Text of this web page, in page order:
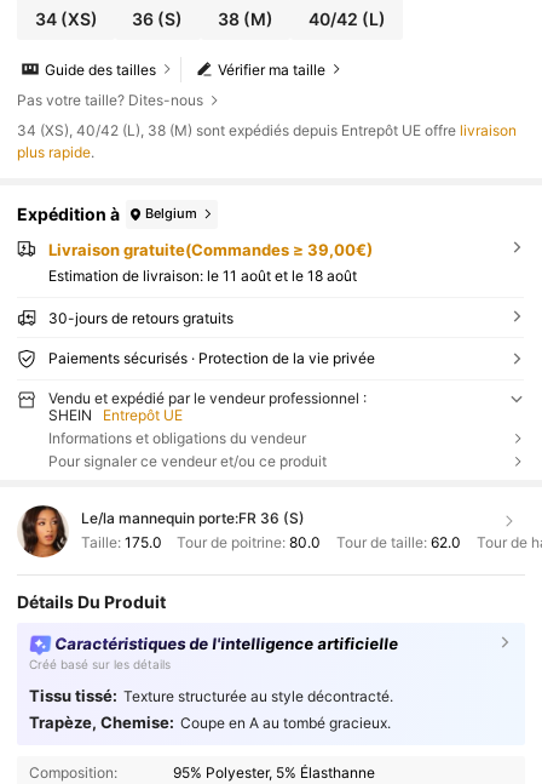
34(XS) 36 (S) 38(M) 40/42 (L)
Vérifier ma taille
Guide des tailles
Pas votre taille? Dites-nous
​34 (XS), 40/42 (L), 38 (M) sont expédiés depuis Entrepôt UE offre livraison
plus rapide.
Expédition à Belgium
Livraison gratuite(Commandes ≥ 39,00€)
Estimation de livraison: le 11 août et le 18 août
30-jours de retours gratuits
Paiements sécurisés · Protection de la vie privée
Vendu et expédié par le vendeur professionnel :
SHEIN
Entrepôt UE
Informations et obligations du vendeur
Pour signaler ce vendeur et/ou ce produit
Le/la mannequin porte:FR 36 (S)
Taille: 175.0 Tour de poitrine:80.0 Tour de taille: 62.0 Tour de
Détails Du Produit
Caractéristiques de l'intelligence artificielle
Créé basé sur les détails
Tissu tissé: Texture structurée au style décontracté.
Trapèze, Chemise: Coupe en A au tombé gracieux.
Composition: 95% Polyester, 5% Élasthanne